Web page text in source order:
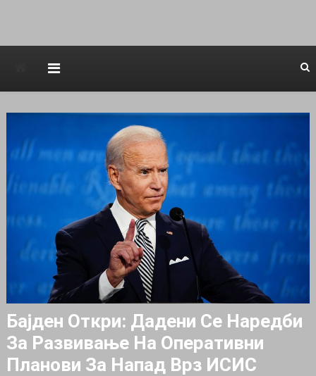
Бајден Откри: Дадени Се Наредби
За Развивање На Оперативни
Планови За Напад Врз ИСИС